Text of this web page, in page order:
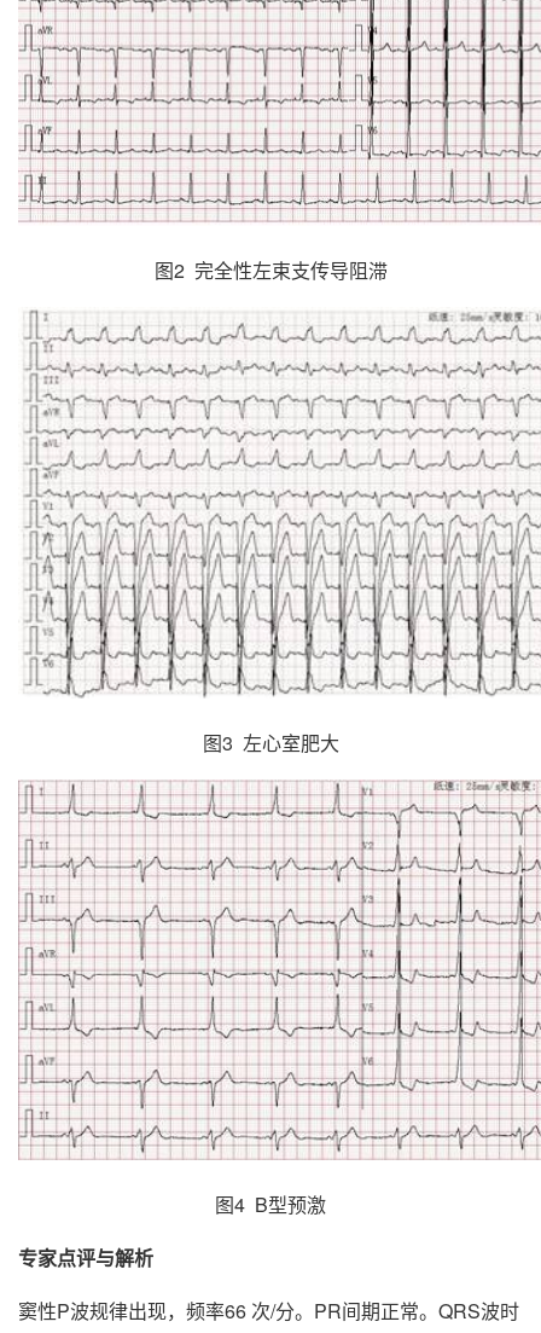
图2 完全性左束支传导阻滞
图3 左心室肥大
图4 B型预激
专家点评与解析
窦性P波规律出现，频率66 次/分。PR间期正常。QRS波时